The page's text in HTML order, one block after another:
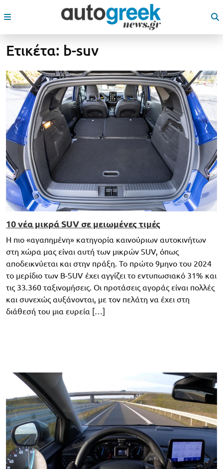
Ετικέτα: b-suv
10 νέα μικρά SUV σε μειωμένες τιμές
Η πιο «αγαπημένη» κατηγορία καινούριων αυτοκινήτων
στη χώρα μας είναι αυτή των μικρών SUV, όπως
αποδεικνύεται και στην πράξη. Το πρώτο 9μηνο του 2024
το μερίδιο των B-SUV έχει αγγίζει το εντυπωσιακό 31% και
τις 33.360 ταξινομήσεις. Οι προτάσεις αγοράς είναι πολλές
και συνεχώς αυξάνονται, με τον πελάτη να έχει στη
διάθεσή του μια ευρεία […]